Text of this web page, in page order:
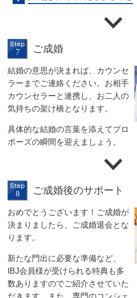
ご成婚
結婚の意思が決まれば、カウンセ
ラーまでご連絡ください。お相手
カウンセラーと連携し、お二人の
気持ちの架け橋となります。
具体的な結婚の言葉を添えてプロ
ポーズの瞬間を迎えましょう。
ご成婚後のサポート
おめでとうございます！ご成婚が
決まりましたら、ご成婚退会とな
ります。
新たな門出に必要な準備など、
IBJ会員様が受けられる特典も多
数ありますのでご紹介させていた
だきます。また、専門のコンシェ